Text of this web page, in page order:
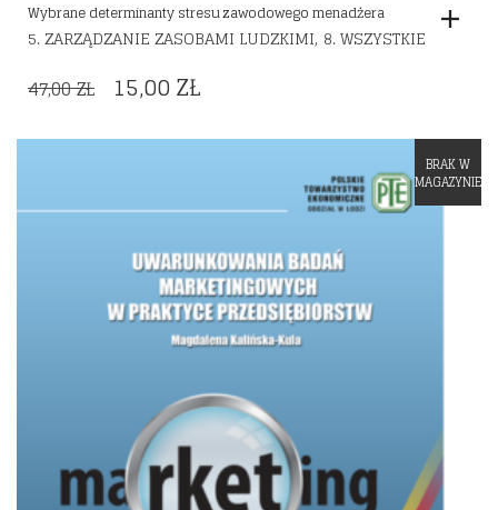
Wybrane determinanty stresu zawodowego menadżera
5. ZARZĄDZANIE ZASOBAMI LUDZKIMI, 8. WSZYSTKIE
47,00ZŁ ORIGINAL
WAS:
15,00ZŁCURRENT
IS:
BRAK W
MAGAZYNIE